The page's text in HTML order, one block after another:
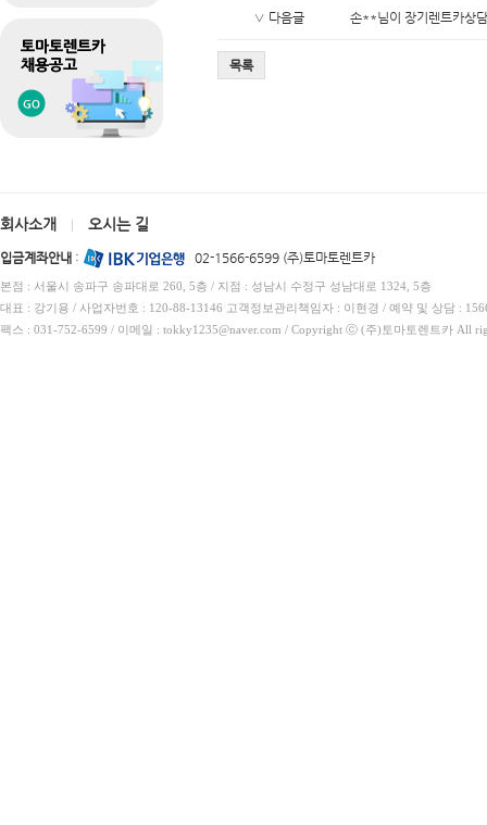
∨ 다음글 손**님이 장기렌트카상
목록
회사소개 오시는 길
입금계좌안내 : 02-1566-6599 (주)토마토렌트카
본점 : 서울시 송파구 송파대로 260, 5층 / 지점 : 성남시 수정구 성남대로 1324, 5층
대표 : 강기용 / 사업자번호 : 120-88-13146 고객정보관리책임자 : 이현경 / 예약 및 상담 :
팩스 : 031-752-6599 / 이메일 : tokky1235@naver.com / Copyright ⓒ (주)토마토렌트카 All